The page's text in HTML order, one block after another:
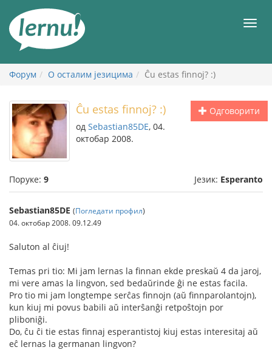
садржају
Форум О осталим језицима Ĉu estas finnoj? :)
Одговорити
Ĉu estas finnoj? :)
од Sebastian85DE, 04.
октобар 2008.
Поруке: 9 Језик: Esperanto
Sebastian85DE (Погледати профил)
04. октобар 2008. 09.12.49
Saluton al ĉiuj!
Temas pri tio: Mi jam lernas la finnan ekde preskaŭ 4 da jaroj,
mi vere amas la lingvon, sed bedaŭrinde ĝi ne estas facila.
Pro tio mi jam longtempe serĉas finnojn (aŭ finnparolantojn),
kun kiuj mi povus babili aŭ interŝanĝi retpoŝtojn por
pliboniĝi.
Do, ĉu ĉi tie estas finnaj esperantistoj kiuj estas interesitaj aŭ
eĉ lernas la germanan lingvon?